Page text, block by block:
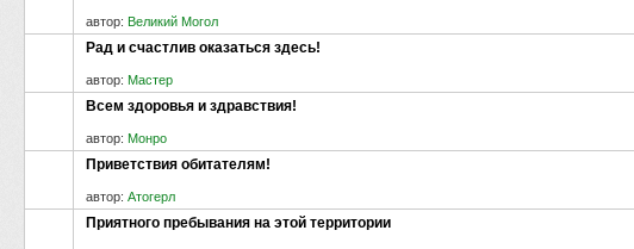
автор: Великий Могол
Рад и счастлив оказаться здесь!
автор: Мастер
Всем здоровья и здравствия!
автор: Монро
Приветствия обитателям!
автор: Атогерл
Приятного пребывания на этой территории